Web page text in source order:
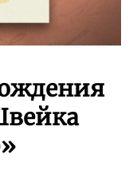
»